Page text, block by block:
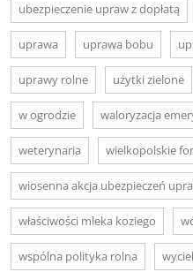
ubezpieczenie upraw z dopłatą
uprawa uprawa bobu
uprawy rolne użytki zielone
w ogrodzie waloryzacja
weterynaria wielkopolskie
wiosenna akcja ubezpieczeń
właściwości mleka koziego
wspólna polityka rolna